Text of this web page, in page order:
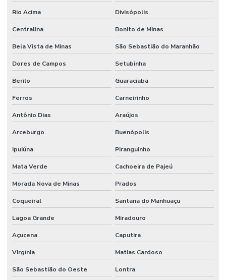
Rio Acima Divisópolis
Centralina Bonito de Minas
Bela Vista de Minas São Sebastião do Maranhão
Dores de Campos Setubinha
Berilo Guaraciaba
Ferros Carneirinho
Antônio Dias Araújos
Arceburgo Buenópolis
Ipuiúna Piranguinho
Mata Verde Cachoeira de Pajeú
Morada Nova de Minas Prados
Coqueiral Santana do Manhuaçu
Lagoa Grande Miradouro
Açucena Caputira
Virgínia Matias Cardoso
São Sebastião do Oeste Lontra